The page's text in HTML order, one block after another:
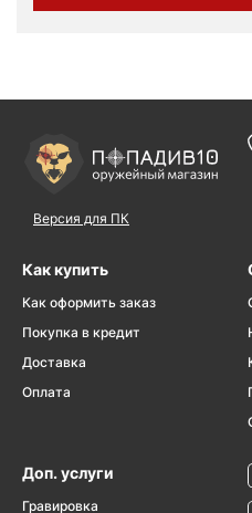
Версия для ПК
Как купить
Как оформить заказ
Покупка в кредит
Доставка
Оплата
Доп. услуги
Гравировка